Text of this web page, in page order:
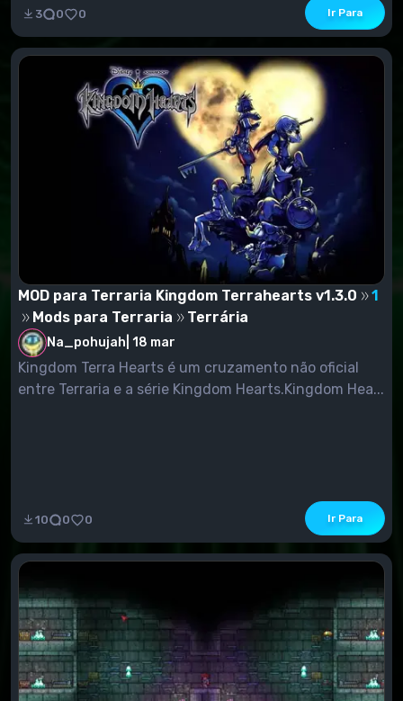
3 0 0 Ir Para
MOD para Terraria Kingdom Terrahearts v1.3.0
1
Mods para Terraria
Terrária
Na_pohujah 18 mar
Kingdom Terra Hearts é um cruzamento não oficial
entre Terraria e a série Kingdom Hearts.Kingdom Hea...
10 0 0 Ir Para